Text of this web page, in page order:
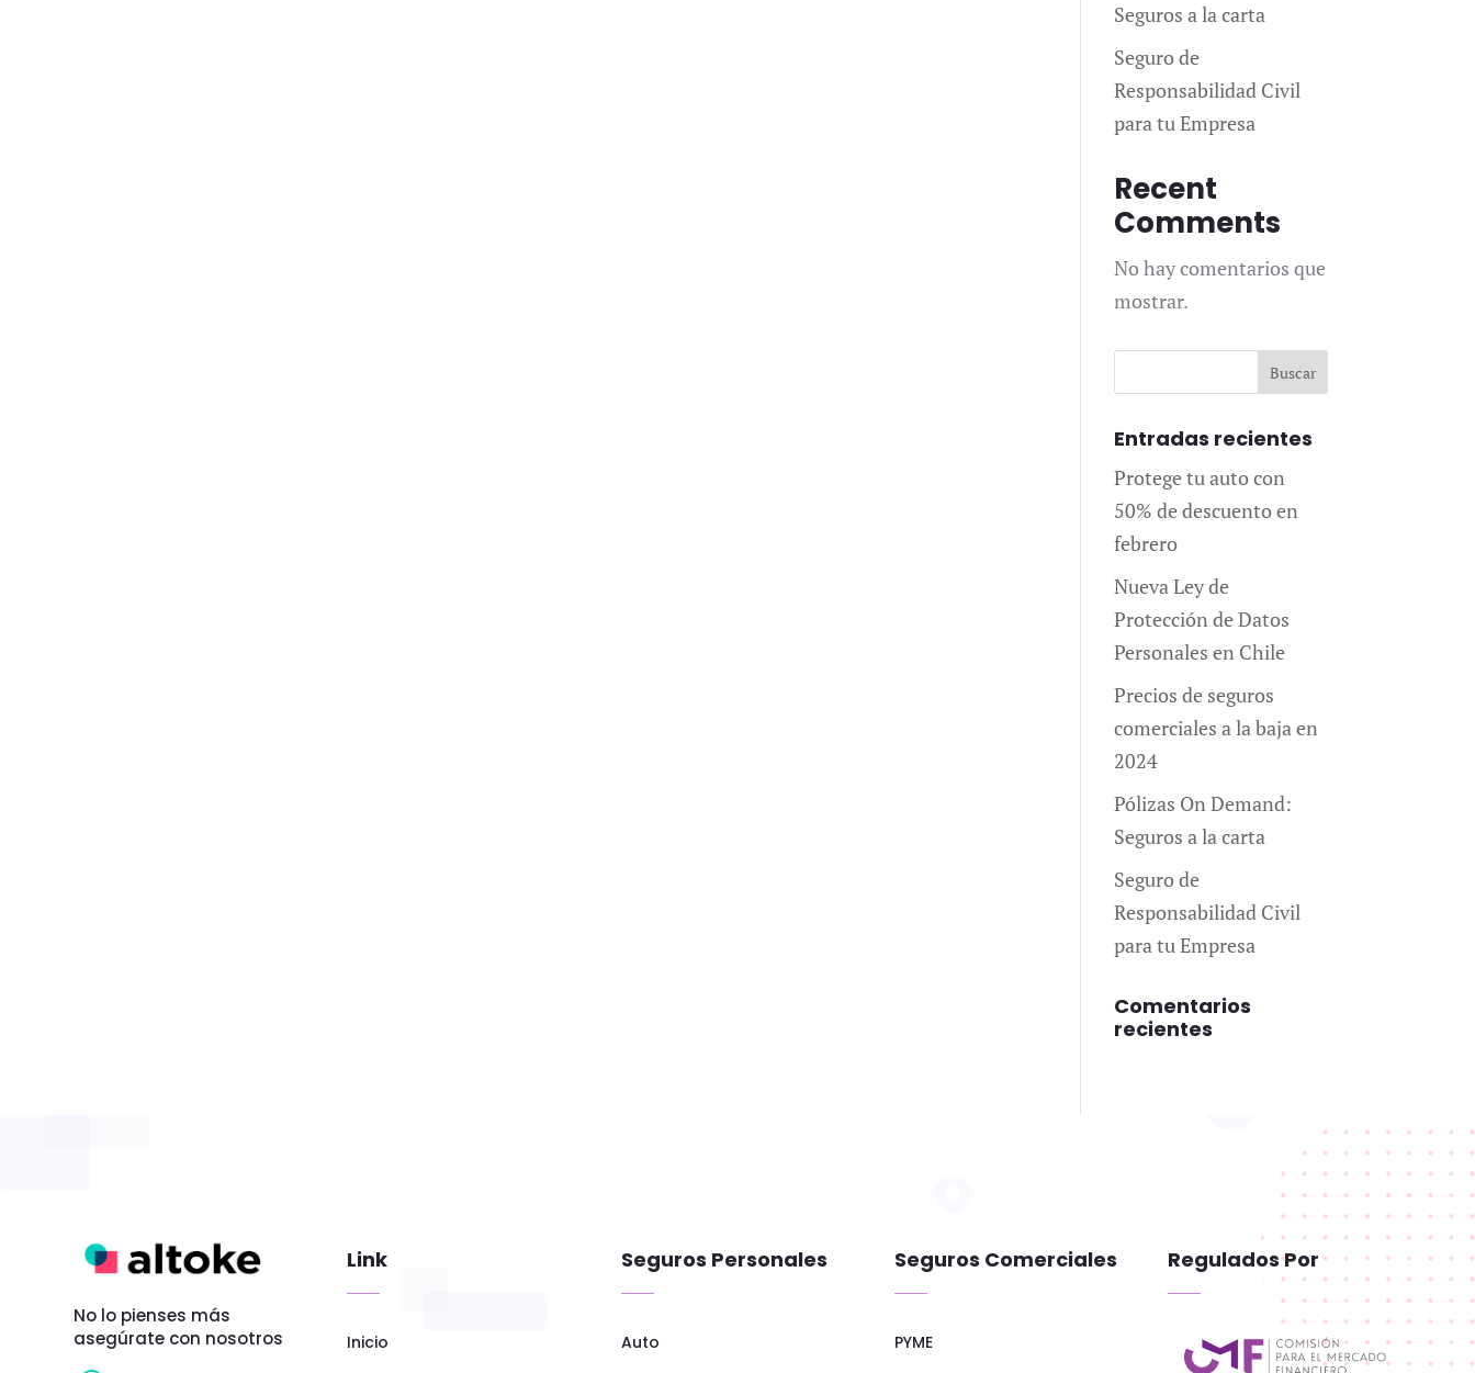
Seguros a la carta
Seguro de
Responsabilidad Civil
para tu Empresa
Recent
Comments
No hay comentarios que
mostrar.
Entradas recientes
Protege tu auto con
50% de descuento en
febrero
Nueva Ley de
Protección de Datos
Personales en Chile
Precios de seguros
comerciales a la baja en
2024
Pólizas On Demand:
Seguros a la carta
Seguro de
Responsabilidad Civil
para tu Empresa
Comentarios
recientes
No lo pienses más
asegúrate con nosotros
Link
Inicio
Seguros Personales
Auto
Seguros Comerciales
PYME
Regulados Por